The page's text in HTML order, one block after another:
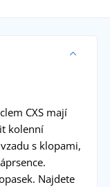
CXS mají
kolenní
s klopami,
Najdete